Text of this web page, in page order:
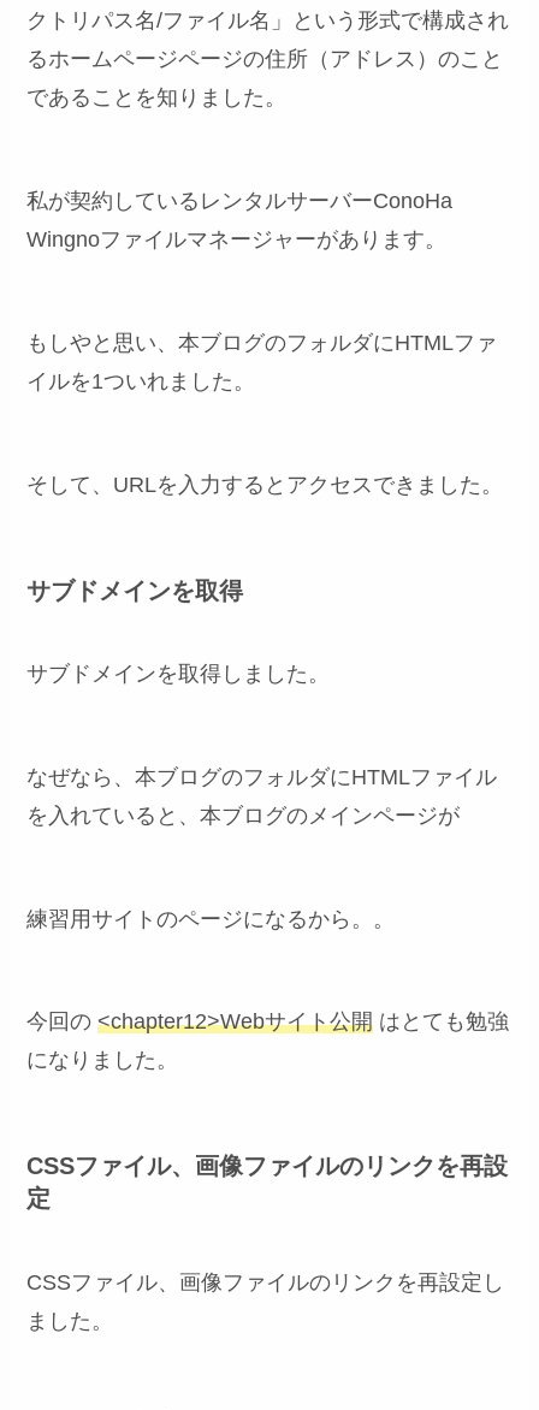
クトリパス名/ファイル名」という形式で構成され
るホームページページの住所（アドレス）のこと
であることを知りました。
私が契約しているレンタルサーバーConoHa
Wingnoファイルマネージャーがあります。
もしやと思い、本ブログのフォルダにHTMLファ
イルを1ついれました。
そして、URLを入力するとアクセスできました。
サブドメインを取得
サブドメインを取得しました。
なぜなら、本ブログのフォルダにHTMLファイル
を入れていると、本ブログのメインページが
練習用サイトのページになるから。。
今回の<chapter12>Webサイト公開 はとても勉強
になりました。
CSSファイル、画像ファイルのリンクを再設
定
CSSファイル、画像ファイルのリンクを再設定し
ました。